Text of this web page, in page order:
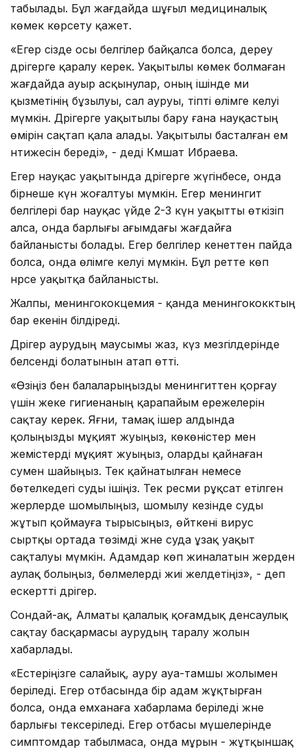
табылады. Бұл жағдайда шұғыл медициналық
көмек көрсету қажет.
«Егер сізде осы белгілер байқалса болса, дереу
дәрігерге қаралу керек. Уақытылы көмек болмаған
жағдайда ауыр асқынулар, оның ішінде ми
қызметінің бұзылуы, сал ауруы, тіпті өлімге әкелуі
мүмкін. Дәрігерге уақытылы бару ғана науқастың
өмірін сақтап қала алады. Уақытылы басталған ем
нәтижесін береді», - деді Кәмшат Ибраева.
Егер науқас уақытында дәрігерге жүгінбесе, онда
бірнеше күн жоғалтуы мүмкін. Егер менингит
белгілері бар науқас үйде 2-3 күн уақытты өткізіп
алса, онда барлығы ағымдағы жағдайға
байланысты болады. Егер белгілер кенеттен пайда
болса, онда өлімге әкелуі мүмкін. Бұл ретте көп
нәрсе уақытқа байланысты.
Жалпы, менингококцемия - қанда менингококктың
бар екенін білдіреді.
Дәрігер аурудың маусымы жаз, күз мезгілдерінде
белсенді болатынын атап өтті.
«Өзіңіз бен балаларыңызды менингиттен қорғау
үшін жеке гигиенаның қарапайым ережелерін
сақтау керек. Яғни, тамақ ішер алдында
қолыңызды мұқият жуыңыз, көкөністер мен
жемістерді мұқият жуыңыз, оларды қайнаған
сумен шайыңыз. Тек қайнатылған немесе
бөтелкедегі суды ішіңіз. Тек ресми рұқсат етілген
жерлерде шомылыңыз, шомылу кезінде суды
жұтып қоймауға тырысыңыз, өйткені вирус
сыртқы ортада төзімді және суда ұзақ уақыт
сақталуы мүмкін. Адамдар көп жиналатын жерден
аулақ болыңыз, бөлмелерді жиі желдетіңіз», - деп
ескертті дәрігер.
Сондай-ақ, Алматы қалалық қоғамдық денсаулық
сақтау басқармасы аурудың таралу жолын
хабарлады.
«Естеріңізге салайық, ауру ауа-тамшы жолымен
беріледі. Егер отбасында бір адам жұқтырған
болса, онда емханаға хабарлама беріледі және
барлығы тексеріледі. Егер отбасы мүшелерінде
симптомдар табылмаса, онда мұрын - жұтқыншақ